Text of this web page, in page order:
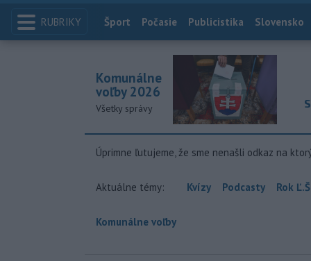
RUBRIKY Index
Šport Počasie Publicistika Slovensko
Komunálne
voľby 2026
Všetky správy
Úprimne ľutujeme, že sme nenašli odkaz na
Aktuálne témy: Kvízy Podcasty Rok
Komunálne voľby